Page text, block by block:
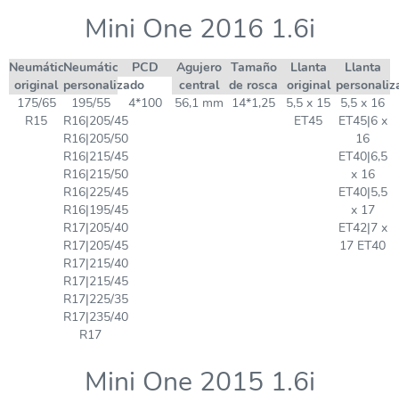
Mini One 2016 1.6i
Neumático
original
Neumático
personalizado
PCD
Agujero
central
Tamaño
de rosca
Llanta
original
Llanta
175/65
R15
195/55
R16|205/45
R16|205/50
R16|215/45
R16|215/50
R16|225/45
R16|195/45
R17|205/40
R17|205/45
R17|215/40
R17|215/45
R17|225/35
R17|235/40
R17
4*100 56,1 mm 14*1,25
5,5 x 15
ET45
5,5 x 16
ET45|6 x
16
ET40|6,5
x 16
ET40|5,5
x 17
ET42|7 x
17 ET40
Mini One 2015 1.6i